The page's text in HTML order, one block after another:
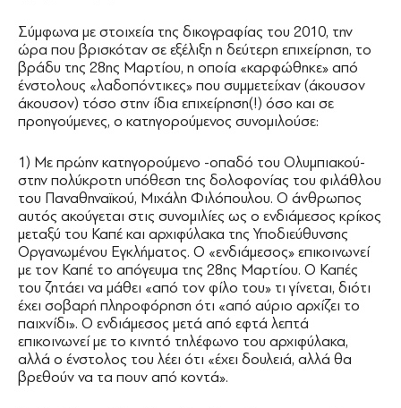
Σύμφωνα με στοιχεία της δικογραφίας του 2010, την
ώρα που βρισκόταν σε εξέλιξη η δεύτερη επιχείρηση, το
βράδυ της 28ης Μαρτίου, η οποία «καρφώθηκε» από
ένστολους «λαδοπόντικες» που συμμετείχαν (άκουσον
άκουσον) τόσο στην ίδια επιχείρηση(!) όσο και σε
προηγούμενες, ο κατηγορούμενος συνομιλούσε:
1) Με πρώην κατηγορούμενο -οπαδό του Ολυμπιακού-
στην πολύκροτη υπόθεση της δολοφονίας του φιλάθλου
του Παναθηναϊκού, Μιχάλη Φιλόπουλου. Ο άνθρωπος
αυτός ακούγεται στις συνομιλίες ως ο ενδιάμεσος κρίκος
μεταξύ του Καπέ και αρχιφύλακα της Υποδιεύθυνσης
Οργανωμένου Εγκλήματος. Ο «ενδιάμεσος» επικοινωνεί
με τον Καπέ το απόγευμα της 28ης Μαρτίου. Ο Καπές
του ζητάει να μάθει «από τον φίλο του» τι γίνεται, διότι
έχει σοβαρή πληροφόρηση ότι «από αύριο αρχίζει το
παιχνίδι». Ο ενδιάμεσος μετά από εφτά λεπτά
επικοινωνεί με το κινητό τηλέφωνο του αρχιφύλακα,
αλλά ο ένστολος του λέει ότι «έχει δουλειά, αλλά θα
βρεθούν να τα πουν από κοντά».